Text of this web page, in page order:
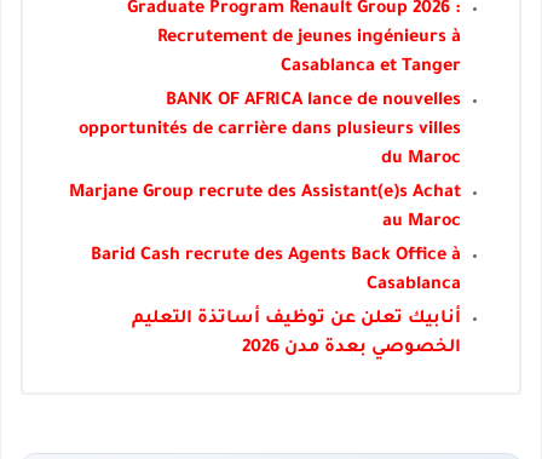
Graduate Program Renault Group 2026 :
Recrutement de jeunes ingénieurs à
Casablanca et Tanger
BANK OF AFRICA lance de nouvelles
opportunités de carrière dans plusieurs villes
du Maroc
Marjane Group recrute des Assistant(e)s Achat
au Maroc
Barid Cash recrute des Agents Back Office à
Casablanca
أنابيك تعلن عن توظيف أساتذة التعليم
الخصوصي بعدة مدن 2026